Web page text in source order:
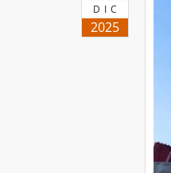
DIC
2025